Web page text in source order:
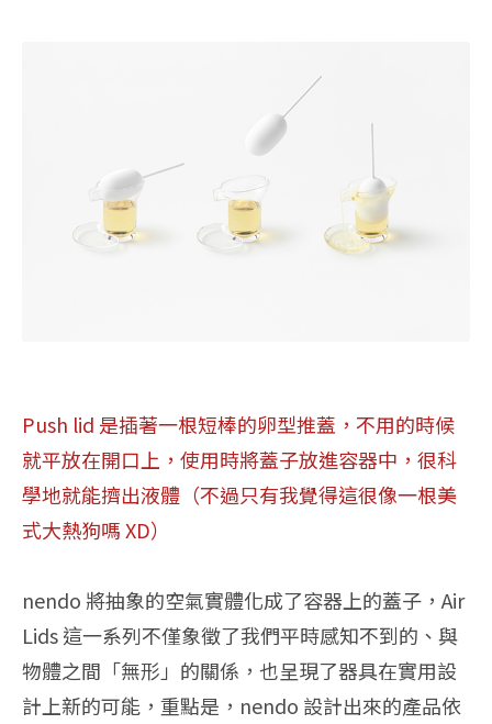
Push lid 是插著一根短棒的卵型推蓋，不用的時候
就平放在開口上，使用時將蓋子放進容器中，很科
學地就能擠出液體（不過只有我覺得這很像一根美
式大熱狗嗎 XD）
nendo 將抽象的空氣實體化成了容器上的蓋子，Air
Lids 這一系列不僅象徵了我們平時感知不到的、與
物體之間「無形」的關係，也呈現了器具在實用設
計上新的可能，重點是，nendo 設計出來的產品依